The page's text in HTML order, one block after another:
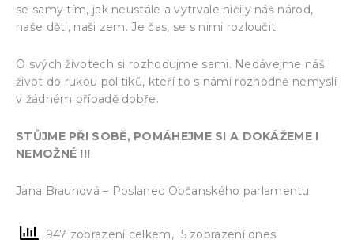
se samy tím, jak neustále a vytrvale ničily náš národ,
naše děti, naši zem. Je čas, se s nimi rozloučit.
O svých životech si rozhodujme sami. Nedávejme náš
život do rukou politiků, kteří to s námi rozhodně nemyslí
v žádném případě dobře.
STŮJME PŘI SOBĚ, POMÁHEJME SI A DOKÁŽEME I
NEMOŽNÉ !!!
Jana Braunová – Poslanec Občanského parlamentu
947 zobrazení celkem, 5 zobrazení dnes